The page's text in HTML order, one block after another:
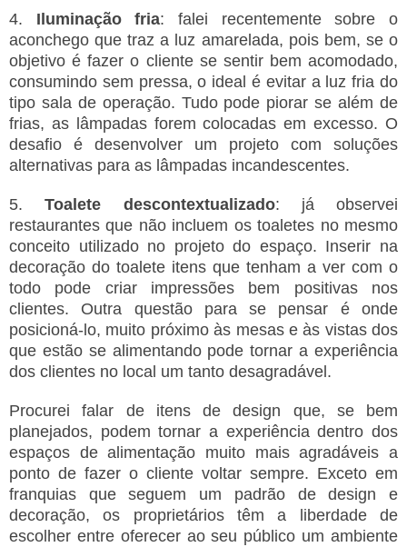
4. Iluminação fria: falei recentemente sobre o
aconchego que traz a luz amarelada, pois bem, se o
objetivo é fazer o cliente se sentir bem acomodado,
consumindo sem pressa, o ideal é evitar a luz fria do
tipo sala de operação. Tudo pode piorar se além de
frias, as lâmpadas forem colocadas em excesso. O
desafio é desenvolver um projeto com soluções
alternativas para as lâmpadas incandescentes.
5.Toalete descontextualizado: já observei
restaurantes que não incluem os toaletes no mesmo
conceito utilizado no projeto do espaço. Inserir na
decoração do toalete itens que tenham a ver com o
todo pode criar impressões bem positivas nos
clientes. Outra questão para se pensar é onde
posicioná-lo, muito próximo às mesas e às vistas dos
que estão se alimentando pode tornar a experiência
dos clientes no local um tanto desagradável.
Procurei falar de itens de design que, se bem
planejados, podem tornar a experiência dentro dos
espaços de alimentação muito mais agradáveis a
ponto de fazer o cliente voltar sempre. Exceto em
franquias que seguem um padrão de design e
decoração, os proprietários têm a liberdade de
escolher entre oferecer ao seu público um ambiente